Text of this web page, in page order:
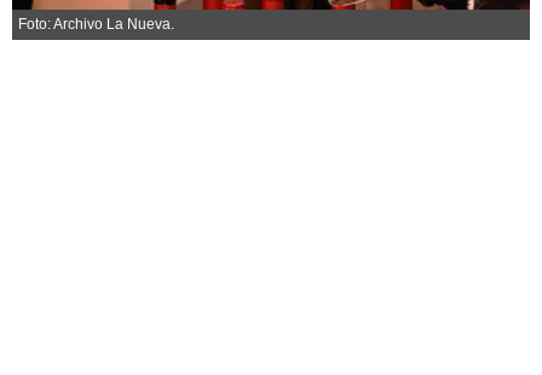
El tiempo
Foto: Archivo La Nueva.